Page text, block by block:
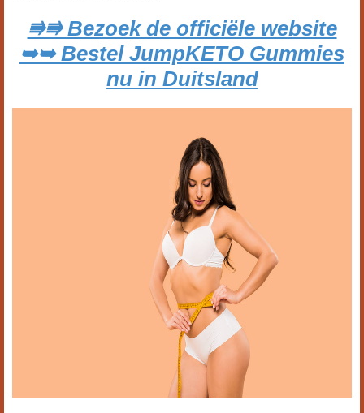
⭆⭆ Bezoek de officiële website
➥➥ Bestel JumpKETO Gummies
nu in Duitsland